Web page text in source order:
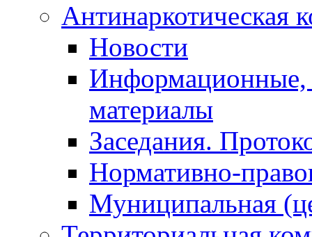
Антинаркотическая
Новости
Информационные,
материалы
Заседания.
Нормативно-
Муниципальная